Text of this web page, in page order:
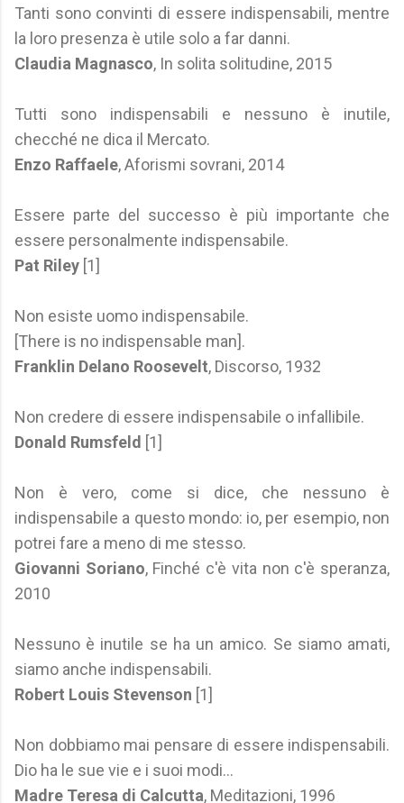
Tanti sono convinti di essere indispensabili, mentre
la loro presenza è utile solo a far danni.
Claudia Magnasco, In solita solitudine, 2015
Tutti sono indispensabili e nessuno è inutile,
checché ne dica il Mercato.
Enzo Raffaele, Aforismi sovrani, 2014
Essere parte del successo è più importante che
essere personalmente indispensabile.
Pat Riley [1]
Non esiste uomo indispensabile.
[There is no indispensable man].
Franklin Delano Roosevelt, Discorso, 1932
Non credere di essere indispensabile o infallibile.
Donald Rumsfeld [1]
Non è vero, come si dice, che nessuno è
indispensabile a questo mondo: io, per esempio, non
potrei fare a meno di me stesso.
Giovanni Soriano, Finché c'è vita non c'è speranza,
2010
Nessuno è inutile se ha un amico. Se siamo amati,
siamo anche indispensabili.
Robert Louis Stevenson [1]
Non dobbiamo mai pensare di essere indispensabili.
Dio ha le sue vie e i suoi modi...
Madre Teresa di Calcutta, Meditazioni, 1996